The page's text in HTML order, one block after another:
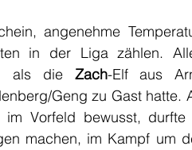
angenehme
in der Liga zählen.
als die Zach-Elf aus
Geng zu Gast hatte.
im Vorfeld bewusst,
machen, im Kampf um